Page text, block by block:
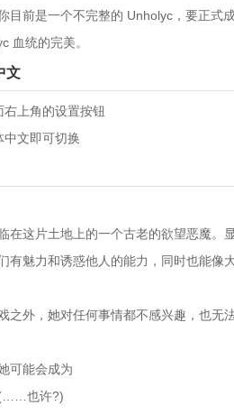
目前是一个不完整的 Unholyc，要正式
血统的完美。
文
上角的设置按钮
文即可切换
在这片土地上的一个古老的欲望恶魔。
有魅力和诱惑他人的能力，同时也能像
之外，她对任何事情都不感兴趣，也无
可能会成为
(……也许?)